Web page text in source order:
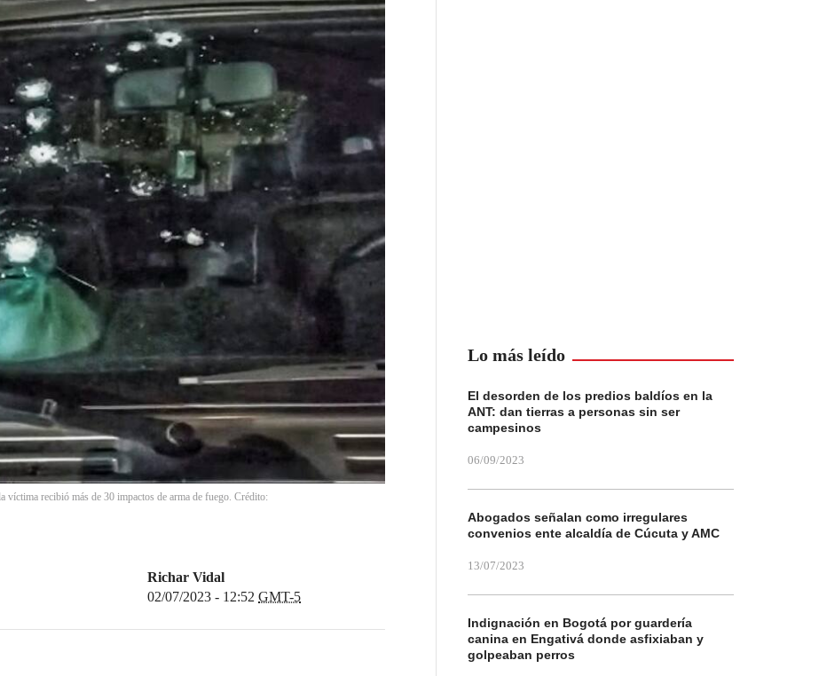
víctima recibió más de 30 impactos de arma de fuego. Crédito:
Richar Vidal
02/07/2023 - 12:52 GMT-5
Lo más leído
El desorden de los predios baldíos en la
ANT: dan tierras a personas sin ser
campesinos
06/09/2023
Abogados señalan como irregulares
convenios ente alcaldía de Cúcuta y AMC
13/07/2023
Indignación en Bogotá por guardería
canina en Engativá donde asfixiaban y
golpeaban perros